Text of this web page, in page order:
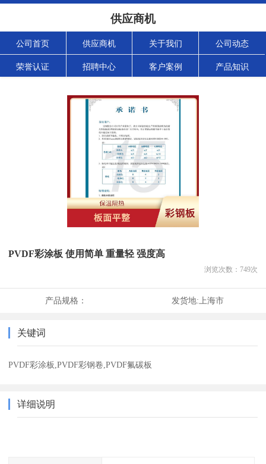
供应商机
公司首页 供应商机 关于我们 公司动态
荣誉认证 招聘中心 客户案例 产品知识
PVDF彩涂板 使用简单 重量轻 强度高
浏览次数： 749次
产品规格： 发货地: 上海市
关键词
PVDF彩涂板,PVDF彩钢卷,PVDF氟碳板
详细说明